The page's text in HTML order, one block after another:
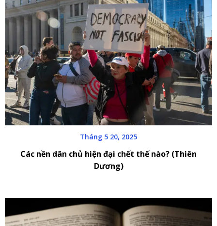
Tháng 5 20, 2025
Các nền dân chủ hiện đại chết thế nào? (Thiên
Dương)